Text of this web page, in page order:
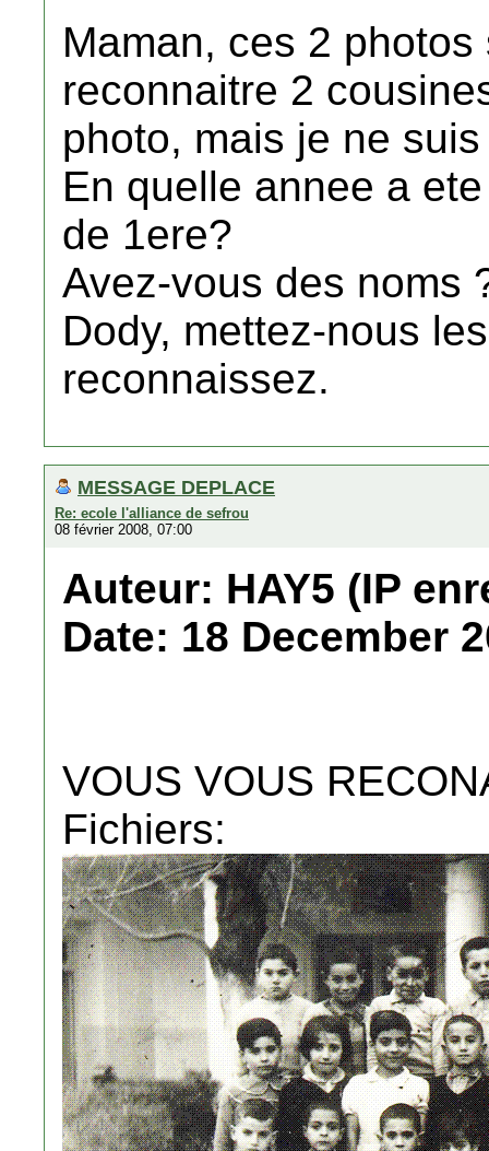
Maman, ces 2
reconnaitre 2
photo, mais je ne
En quelle annee a
de 1ere?
Avez-vous des noms
Dody, mettez-nous
reconnaissez.
MESSAGE DEPLACE
Re: ecole l'alliance de sefrou
08 février 2008, 07:00
Auteur: HAY5 (IP
Date: 18 December
VOUS VOUS
Fichiers: